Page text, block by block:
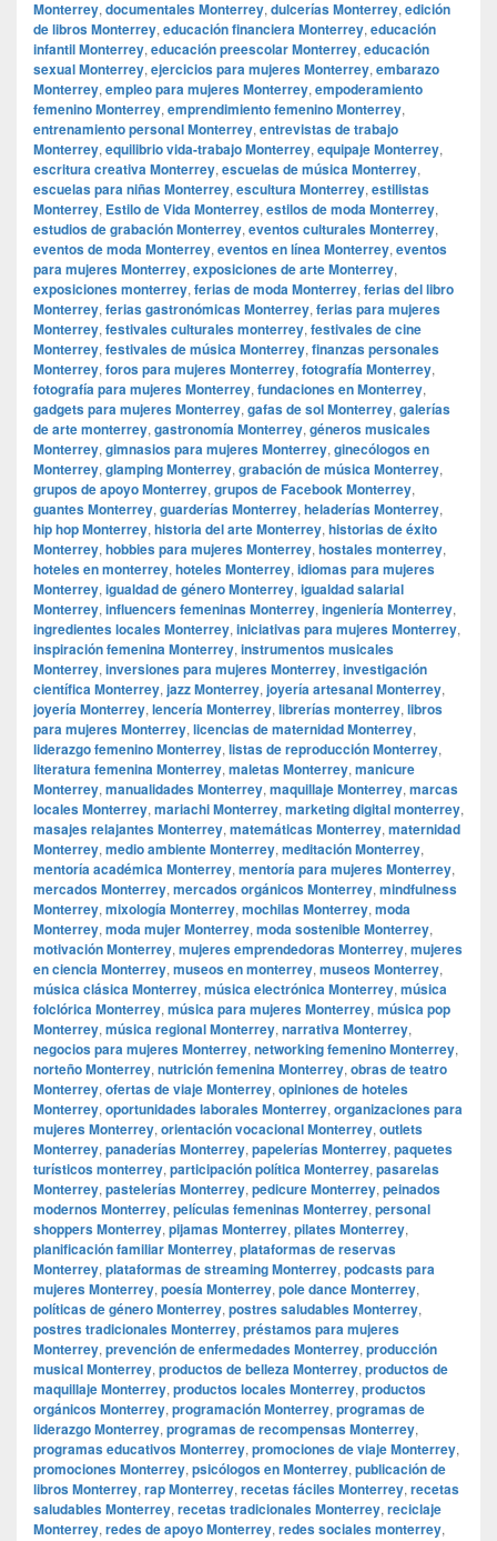
Monterrey, documentales Monterrey, dulcerías Monterrey, edición
de libros Monterrey, educación financiera Monterrey, educación
infantil Monterrey, educación preescolar Monterrey, educación
sexual Monterrey, ejercicios para mujeres Monterrey, embarazo
Monterrey, empleo para mujeres Monterrey, empoderamiento
femenino Monterrey, emprendimiento femenino Monterrey,
entrenamiento personal Monterrey, entrevistas de trabajo
Monterrey, equilibrio vida-trabajo Monterrey, equipaje Monterrey,
escritura creativa Monterrey, escuelas de música Monterrey,
escuelas para niñas Monterrey, escultura Monterrey, estilistas
Monterrey, Estilo de Vida Monterrey, estilos de moda Monterrey,
estudios de grabación Monterrey, eventos culturales Monterrey,
eventos de moda Monterrey, eventos en línea Monterrey, eventos
para mujeres Monterrey, exposiciones de arte Monterrey,
exposiciones monterrey, ferias de moda Monterrey, ferias del libro
Monterrey, ferias gastronómicas Monterrey, ferias para mujeres
Monterrey, festivales culturales monterrey, festivales de cine
Monterrey, festivales de música Monterrey, finanzas personales
Monterrey, foros para mujeres Monterrey, fotografía Monterrey,
fotografía para mujeres Monterrey, fundaciones en Monterrey,
gadgets para mujeres Monterrey, gafas de sol Monterrey, galerías
de arte monterrey, gastronomía Monterrey, géneros musicales
Monterrey, gimnasios para mujeres Monterrey, ginecólogos en
Monterrey, glamping Monterrey, grabación de música Monterrey,
grupos de apoyo Monterrey, grupos de Facebook Monterrey,
guantes Monterrey, guarderías Monterrey, heladerías Monterrey,
hip hop Monterrey, historia del arte Monterrey, historias de éxito
Monterrey, hobbies para mujeres Monterrey, hostales monterrey,
hoteles en monterrey, hoteles Monterrey, idiomas para mujeres
Monterrey, igualdad de género Monterrey, igualdad salarial
Monterrey, influencers femeninas Monterrey, ingeniería Monterrey,
ingredientes locales Monterrey, iniciativas para mujeres Monterrey,
inspiración femenina Monterrey, instrumentos musicales
Monterrey, inversiones para mujeres Monterrey, investigación
científica Monterrey, jazz Monterrey, joyería artesanal Monterrey,
joyería Monterrey, lencería Monterrey, librerías monterrey, libros
para mujeres Monterrey, licencias de maternidad Monterrey,
liderazgo femenino Monterrey, listas de reproducción Monterrey,
literatura femenina Monterrey, maletas Monterrey, manicure
Monterrey, manualidades Monterrey, maquillaje Monterrey, marcas
locales Monterrey, mariachi Monterrey, marketing digital monterrey,
masajes relajantes Monterrey, matemáticas Monterrey, maternidad
Monterrey, medio ambiente Monterrey, meditación Monterrey,
mentoría académica Monterrey, mentoría para mujeres Monterrey,
mercados Monterrey, mercados orgánicos Monterrey, mindfulness
Monterrey, mixología Monterrey, mochilas Monterrey, moda
Monterrey, moda mujer Monterrey, moda sostenible Monterrey,
motivación Monterrey, mujeres emprendedoras Monterrey, mujeres
en ciencia Monterrey, museos en monterrey, museos Monterrey,
música clásica Monterrey, música electrónica Monterrey, música
folclórica Monterrey, música para mujeres Monterrey, música pop
Monterrey, música regional Monterrey, narrativa Monterrey,
negocios para mujeres Monterrey, networking femenino Monterrey,
norteño Monterrey, nutrición femenina Monterrey, obras de teatro
Monterrey, ofertas de viaje Monterrey, opiniones de hoteles
Monterrey, oportunidades laborales Monterrey, organizaciones para
mujeres Monterrey, orientación vocacional Monterrey, outlets
Monterrey, panaderías Monterrey, papelerías Monterrey, paquetes
turísticos monterrey, participación política Monterrey, pasarelas
Monterrey, pastelerías Monterrey, pedicure Monterrey, peinados
modernos Monterrey, películas femeninas Monterrey, personal
shoppers Monterrey, pijamas Monterrey, pilates Monterrey,
planificación familiar Monterrey, plataformas de reservas
Monterrey, plataformas de streaming Monterrey, podcasts para
mujeres Monterrey, poesía Monterrey, pole dance Monterrey,
políticas de género Monterrey, postres saludables Monterrey,
postres tradicionales Monterrey, préstamos para mujeres
Monterrey, prevención de enfermedades Monterrey, producción
musical Monterrey, productos de belleza Monterrey, productos de
maquillaje Monterrey, productos locales Monterrey, productos
orgánicos Monterrey, programación Monterrey, programas de
liderazgo Monterrey, programas de recompensas Monterrey,
programas educativos Monterrey, promociones de viaje Monterrey,
promociones Monterrey, psicólogos en Monterrey, publicación de
libros Monterrey, rap Monterrey, recetas fáciles Monterrey, recetas
saludables Monterrey, recetas tradicionales Monterrey, reciclaje
Monterrey, redes de apoyo Monterrey, redes sociales monterrey,